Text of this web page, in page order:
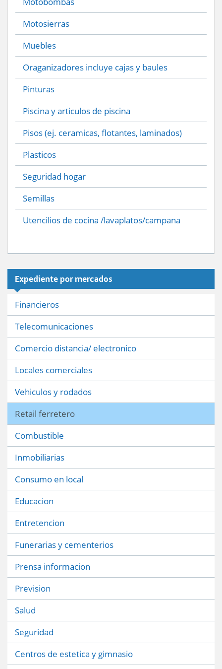
Motosierras
Muebles
Oraganizadores incluye cajas y baules
Pinturas
Piscina y articulos de piscina
Pisos (ej. ceramicas, flotantes, laminados)
Plasticos
Seguridad hogar
Semillas
Utencilios de cocina /lavaplatos/campana
Expediente por mercados
Financieros
Telecomunicaciones
Comercio distancia/ electronico
Locales comerciales
Vehiculos y rodados
Retail ferretero
Combustible
Inmobiliarias
Consumo en local
Educacion
Entretencion
Funerarias y cementerios
Prensa informacion
Prevision
Salud
Seguridad
Centros de estetica y gimnasio